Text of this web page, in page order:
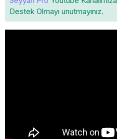
Destek Olmayı unutmayınız.